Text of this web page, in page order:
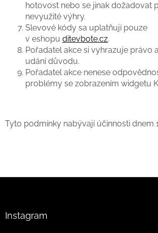
hotovost nebo se jinak dožadovat
nevyužité výhry.
Slevové kódy sa uplatňují pouze
v eshopu ditevbote.cz.
Pořadatel akce si vyhrazuje právo
udání důvodu.
Pořadatel akce nenese
problémy se zobrazením widgetu
Tyto podmínky nabývají účinnosti dnem
Instagram